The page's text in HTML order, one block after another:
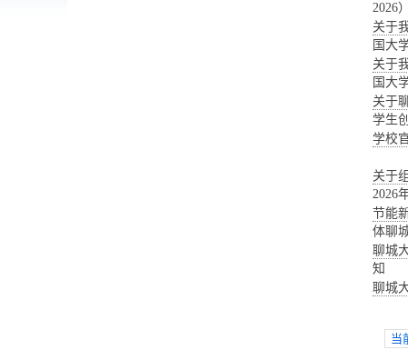
2026
关于
国大
关于
国大
关于
学生
学校
关于
2026
节能
体聊
聊城
知
聊城
当